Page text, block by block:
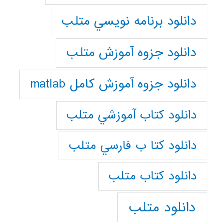
دانلود برنامه نويسي متلب
دانلود جزوه آموزش متلب
دانلود جزوه آموزش کامل matlab
دانلود كتاب آموزشي متلب
دانلود كتا ب فارسي متلب
دانلود كتاب متلب
دانلود متلب